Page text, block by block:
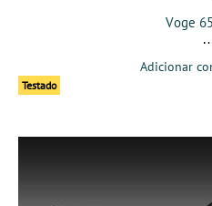
Voge
Adicionar
Testado